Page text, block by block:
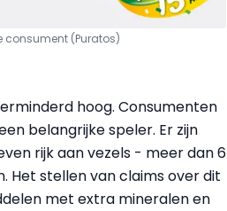
consument (Puratos)
hoog. Consumenten
belangrijke speler. Er zijn
rijk aan vezels - meer dan 6
Het stellen van claims over dit
met extra mineralen en